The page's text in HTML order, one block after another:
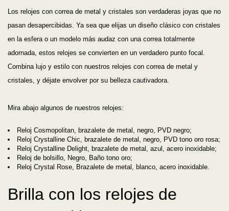
Los relojes con correa de metal y cristales son verdaderas joyas que no
pasan desapercibidas. Ya sea que elijas un diseño clásico con cristales
en la esfera o un modelo más audaz con una correa totalmente
adornada, estos relojes se convierten en un verdadero punto focal.
Combina lujo y estilo con nuestros relojes con correa de metal y
cristales, y déjate envolver por su belleza cautivadora.
Mira abajo algunos de nuestros relojes:
Reloj Cosmopolitan, brazalete de metal, negro, PVD negro;
Reloj Crystalline Chic, brazalete de metal, negro, PVD tono oro rosa;
Reloj Crystalline Delight, brazalete de metal, azul, acero inoxidable;
Reloj de bolsillo, Negro, Baño tono oro;
Reloj Crystal Rose, Brazalete de metal, blanco, acero inoxidable.
Brilla con los relojes de